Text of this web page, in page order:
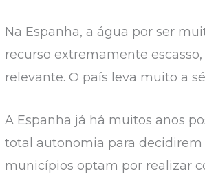
Na Espanha, a água por ser
recurso extremamente
relevante. O país leva muito a
A Espanha já há muitos anos
total autonomia para
municípios optam por realizar